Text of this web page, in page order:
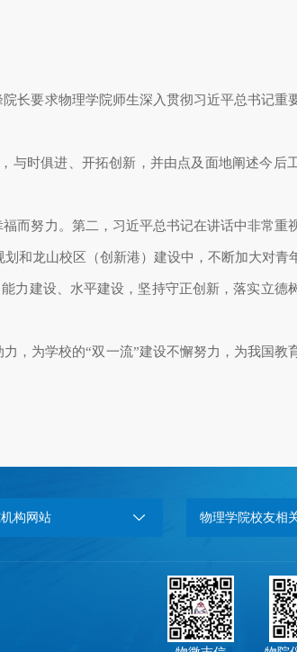
长要求物理学院师生深入贯彻习近平总书记重
与时俱进、开拓创新，并由点及面地阐述今后
而努力。第二，习近平总书记在讲话中非常重
和龙山校区（创新港）建设中，不断加大对青
力建设、水平建设，坚持守正创新，落实立德
，为学校的“双一流”建设不懈努力，为我国教
构网站 物理学院校友相